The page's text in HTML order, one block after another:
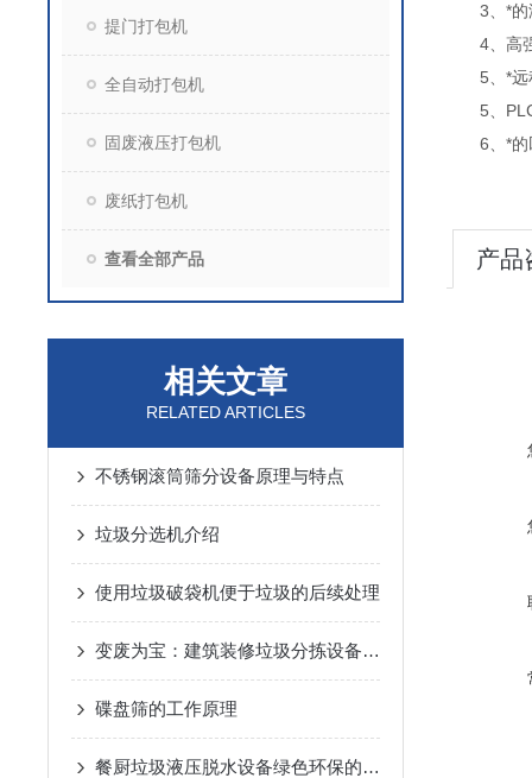
提门打包机
全自动打包机
固废液压打包机
废纸打包机
查看全部产品
相关文章
RELATED ARTICLES
不锈钢滚筒筛分设备原理与特点
垃圾分选机介绍
使用垃圾破袋机便于垃圾的后续处理
变废为宝：建筑装修垃圾分拣设备工作流程详解
碟盘筛的工作原理
餐厨垃圾液压脱水设备绿色环保的解决方案
3、*的液
4、高强
5、*
5、PLC
6、*的凹
产品